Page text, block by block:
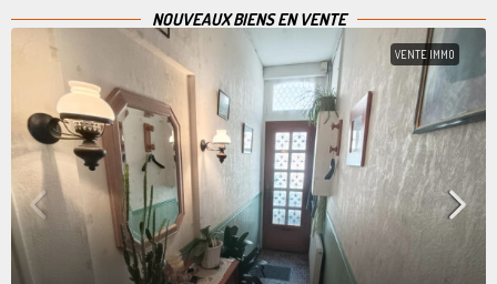
NOUVEAUX BIENS EN VENTE
VENTE IMMO